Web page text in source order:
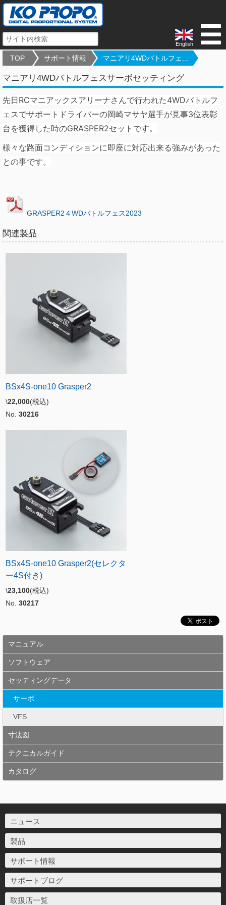
English
TOP サポート情報 マニアリ4WDバトルフェ...
マニアリ4WDバトルフェスサーボセッティング
先日RCマニアックスアリーナさんで行われた4WDバトルフ
ェスでサポートドライバーの岡崎マサヤ選手が見事3位表彰
台を獲得した時のGRASPER2セットです。
様々な路面コンディションに即座に対応出来る強みがあった
との事です。
GRASPER2４WDバトルフェス2023
関連製品
BSx4S-one10 Grasper2
\22,000(税込)
No. 30216
BSx4S-one10 Grasper2(セレクタ
ー4S付き)
\23,100(税込)
No. 30217
マニュアル
ソフトウェア
セッティングデータ
サーボ
VFS
寸法図
テクニカルガイド
カタログ
ニュース
製品
サポート情報
サポートブログ
取扱店一覧